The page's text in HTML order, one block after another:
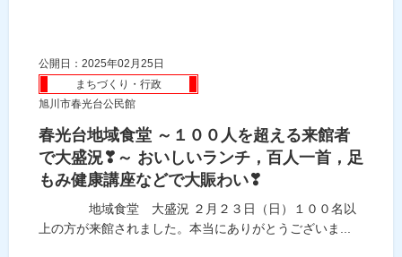
公開日：2025年02月25日
まちづくり・行政
旭川市春光台公民館
春光台地域食堂 ～１００人を超える来館者
で大盛況❣～ おいしいランチ，百人一首，足
もみ健康講座などで大賑わい❣
地域食堂 大盛況 ２月２３日（日）１００名以
上の方が来館されました。本当にありがとうございま...